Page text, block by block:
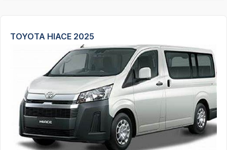
TOYOTA HIACE 2025